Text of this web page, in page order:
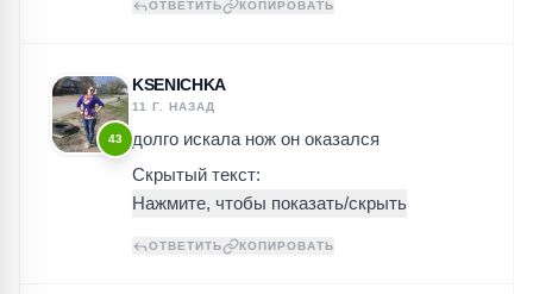
ОТВЕТИТЬ КОПИРОВАТЬ
43
KSENICHKA
11 Г. НАЗАД
долго искала нож он оказался
Скрытый текст:
ОТВЕТИТЬ КОПИРОВАТЬ